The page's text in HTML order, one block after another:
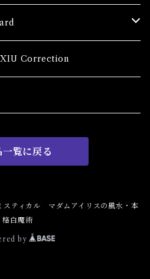
Bath&Floor Wash
Correction
一覧に戻る
ティカル マダムアイリスの風水・本
格白魔術
by